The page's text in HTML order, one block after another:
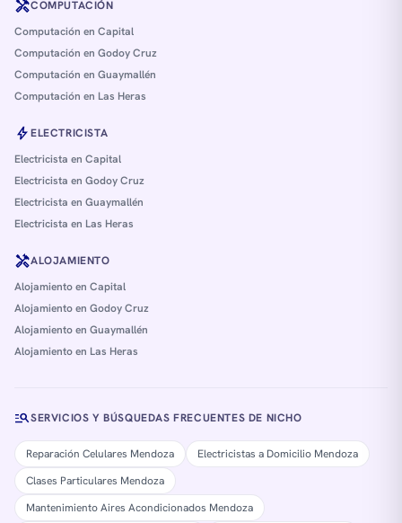
handymanCOMPUTACIÓN
Computación en Capital
Computación en Godoy Cruz
Computación en Guaymallén
Computación en Las Heras
boltELECTRICISTA
Electricista en Capital
Electricista en Godoy Cruz
Electricista en Guaymallén
Electricista en Las Heras
handymanALOJAMIENTO
Alojamiento en Capital
Alojamiento en Godoy Cruz
Alojamiento en Guaymallén
Alojamiento en Las Heras
manage_searchSERVICIOS Y BÚSQUEDAS FRECUENTES DE NICHO
Reparación Celulares Mendoza
Electricistas a Domicilio Mendoza
Clases Particulares Mendoza
Mantenimiento Aires Acondicionados Mendoza